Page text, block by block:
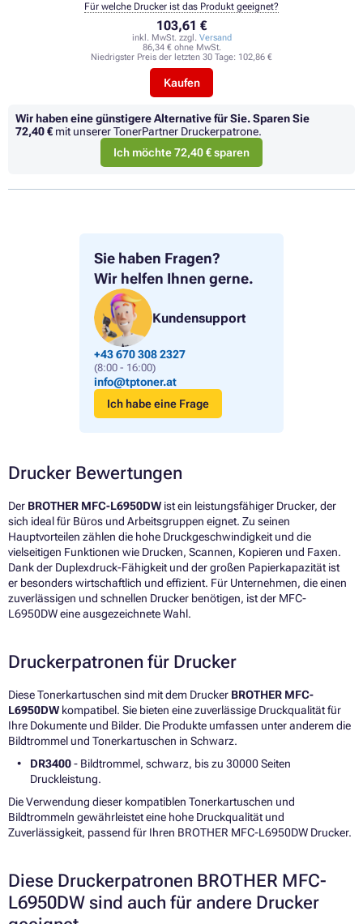
Sie haben Fragen?
Wir helfen Ihnen gerne.
Kundensupport
+43 670 308 2327
(8:00 - 16:00)
info@tptoner.at
Ich habe eine Frage
103,61 €
inkl. MwSt. zzgl. Versand
86,34 € ohne MwSt.
Niedrigster Preis der letzten 30 Tage: 102,86 €
Kaufen
Für welche Drucker ist das Produkt geeignet?
Wir haben eine günstigere Alternative für Sie.Sparen Sie
72,40 € mit unserer TonerPartner Druckerpatrone.
Ich möchte 72,40 € sparen
Drucker Bewertungen
Der BROTHER MFC-L6950DW ist ein leistungsfähiger Drucker, der
sich ideal für Büros und Arbeitsgruppen eignet. Zu seinen
Hauptvorteilen zählen die hohe Druckgeschwindigkeit und die
vielseitigen Funktionen wie Drucken, Scannen, Kopieren und Faxen.
Dank der Duplexdruck-Fähigkeit und der großen Papierkapazität ist
er besonders wirtschaftlich und effizient. Für Unternehmen, die einen
zuverlässigen und schnellen Drucker benötigen, ist der MFC-
L6950DW eine ausgezeichnete Wahl.
Druckerpatronen für Drucker
Diese Tonerkartuschen sind mit dem Drucker BROTHER MFC-
L6950DW kompatibel. Sie bieten eine zuverlässige Druckqualität für
Ihre Dokumente und Bilder. Die Produkte umfassen unter anderem die
Bildtrommel und Tonerkartuschen in Schwarz.
DR3400- Bildtrommel, schwarz, bis zu 30000 Seiten
Druckleistung.
Die Verwendung dieser kompatiblen Tonerkartuschen und
Bildtrommeln gewährleistet eine hohe Druckqualität und
Zuverlässigkeit, passend für Ihren BROTHER MFC-L6950DW Drucker.
Diese Druckerpatronen BROTHER MFC-
L6950DW sind auch für andere Drucker